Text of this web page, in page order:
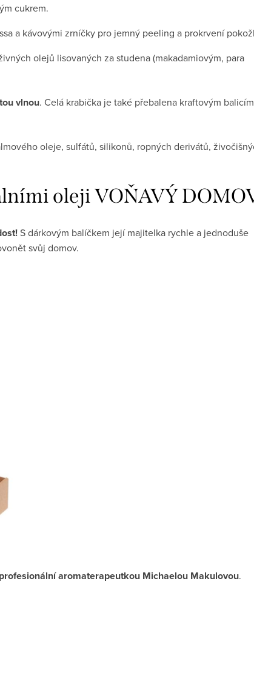
cukrem.
a kávovými zrníčky pro jemný peeling a prokrvení
olejů lisovaných za studena (makadamiovým, para
vlnou. Celá krabička je také přebalena kraftovým balicím
oleje, sulfátů, silikonů, ropných derivátů,
oleji VOŇAVÝ
S dárkovým balíčkem její majitelka rychle a jednoduše
svůj domov.
aromaterapeutkou Michaelou Makulovou.